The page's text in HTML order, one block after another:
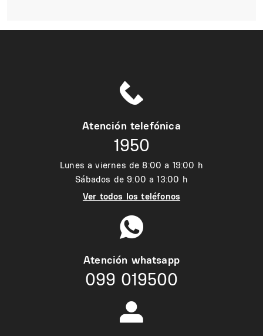
Atención telefónica
1950
Lunes a viernes de 8:00 a 19:00 h
Sábados de 9:00 a 13:00 h
Ver todos los teléfonos
Atención whatsapp
099 019500